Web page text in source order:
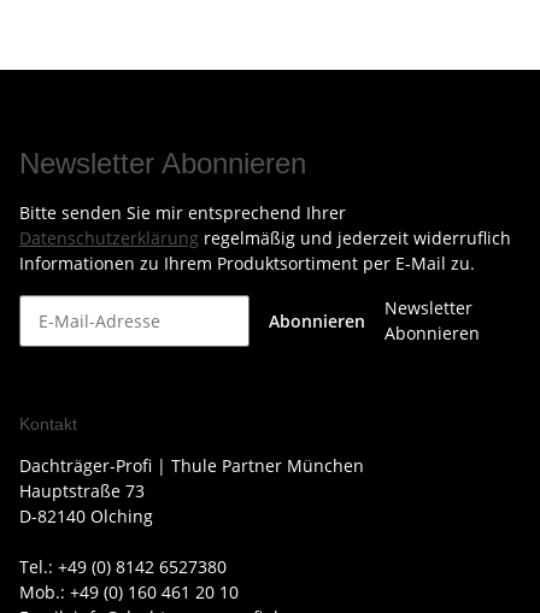
Newsletter Abonnieren
Bitte senden Sie mir entsprechend Ihrer
Datenschutzerklärung regelmäßig und jederzeit widerruflich
Informationen zu Ihrem Produktsortiment per E-Mail zu.
Abonnieren
Newsletter
Abonnieren
Kontakt
Dachträger-Profi | Thule Partner München
Hauptstraße 73
D-82140 Olching
Tel.: +49 (0) 8142 6527380
Mob.: +49 (0) 160 461 20 10